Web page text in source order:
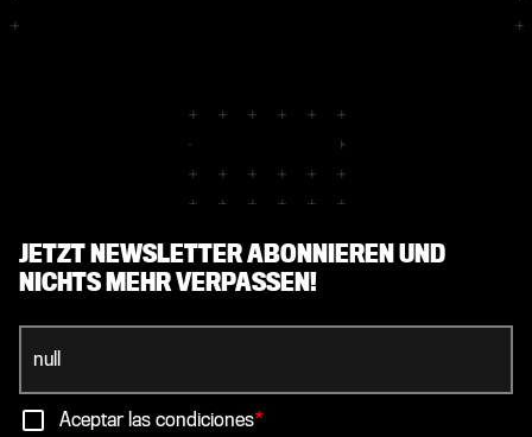
JETZT NEWSLETTER ABONNIEREN UND
NICHTS MEHR VERPASSEN!
Aceptar las condiciones*